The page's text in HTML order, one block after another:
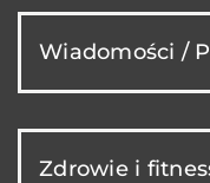
Wiadomości /
Zdrowie i